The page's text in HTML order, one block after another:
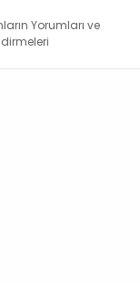
Yorumları ve